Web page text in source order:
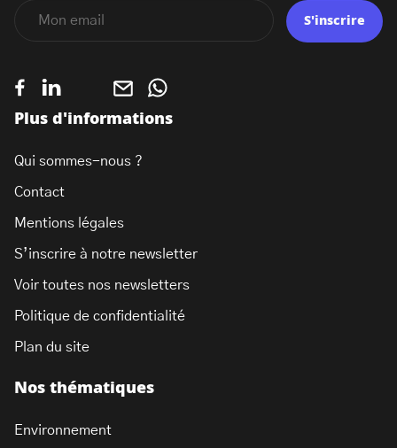
Nos thématiques
Environnement
Plus d'informations
Qui sommes-nous ?
Contact
Mentions légales
S’inscrire à notre newsletter
Voir toutes nos newsletters
Politique de confidentialité
Plan du site
S'inscrire